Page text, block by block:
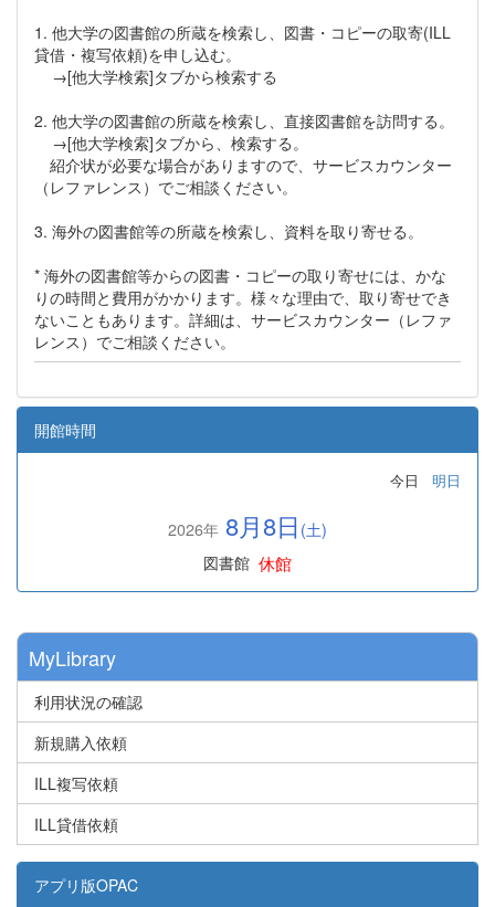
1. 他大学の図書館の所蔵を検索し、図書・コピーの取寄(ILL
貸借・複写依頼)を申し込む。
→[他大学検索]タブから検索する
2. 他大学の図書館の所蔵を検索し、直接図書館を訪問する。
→[他大学検索]タブから、検索する。
紹介状が必要な場合がありますので、サービスカウンター
（レファレンス）でご相談ください。
3. 海外の図書館等の所蔵を検索し、資料を取り寄せる。
* 海外の図書館等からの図書・コピーの取り寄せには、かな
りの時間と費用がかかります。様々な理由で、取り寄せでき
ないこともあります。詳細は、サービスカウンター（レファ
レンス）でご相談ください。
開館時間
今日 明日
2026年 8月8日 (土)
図書館 休館
MyLibrary
利用状況の確認
新規購入依頼
ILL複写依頼
ILL貸借依頼
アプリ版OPAC